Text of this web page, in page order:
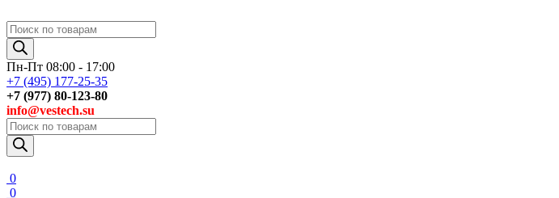
Поиск
товаров
Пн-Пт 08:00 - 17:00
+7 (495) 177-25-35
+7 (977) 80-123-80
info@vestech.su
Поиск
товаров
0
0